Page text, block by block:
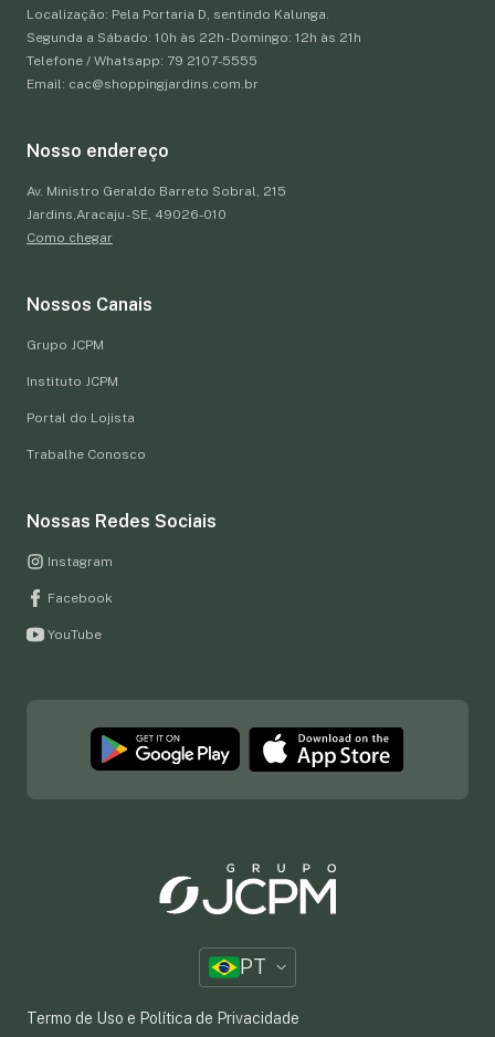
Localização: Pela Portaria D, sentindo Kalunga.
Segunda a Sábado: 10h às 22h - Domingo: 12h às 21h
Telefone / Whatsapp: 79 2107-5555
Email: cac@shoppingjardins.com.br
Nosso endereço
Av. Ministro Geraldo Barreto Sobral, 215
Jardins,Aracaju - SE, 49026-010
Como chegar
Nossos Canais
Grupo JCPM
Instituto JCPM
Portal do Lojista
Trabalhe Conosco
Nossas Redes Sociais
Instagram
Facebook
YouTube
PT
Termo de Uso e Política de Privacidade